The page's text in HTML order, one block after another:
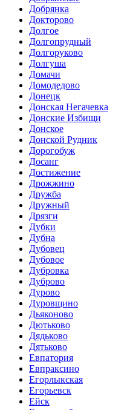
Добрянка
Докторово
Долгое
Долгопрудный
Долгоруково
Долгуша
Домачи
Домодедово
Донецк
Донская Негачевка
Донские Избищи
Донское
Донской Рудник
Дорогобуж
Досанг
Достижение
Дрожжино
Дружба
Дружный
Дрязги
Дубки
Дубна
Дубовец
Дубовое
Дубровка
Дуброво
Дурово
Дуровщино
Дьяконово
Дютьково
Дядьково
Дятьково
Евпатория
Евпраксино
Егорлыкская
Егорьевск
Ейск